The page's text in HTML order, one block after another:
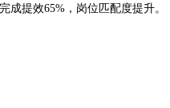
提效65%，岗位匹配度提升。